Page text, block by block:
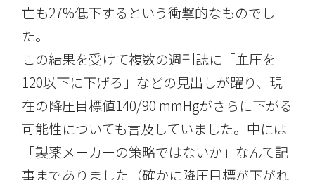
亡も27%低下するという衝撃的なものでし
た。
この結果を受けて複数の週刊誌に「血圧を
120以下に下げろ」などの見出しが躍り、現
在の降圧目標値140/90 mmHgがさらに下がる
可能性についても言及していました。中には
「製薬メーカーの策略ではないか」なんて記
事までありました（確かに降圧目標が下がれ